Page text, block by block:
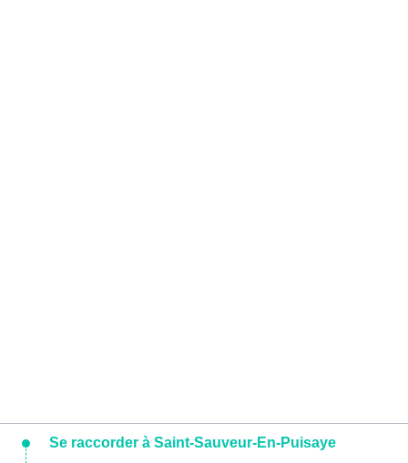
Se raccorder à Saint-Sauveur-En-Puisaye